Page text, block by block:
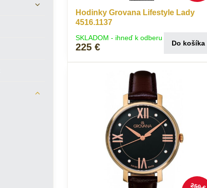
Hodinky Grovana Lifestyle Lady
4516.1137
SKLADOM - ihneď k odberu
225 € Do košíka